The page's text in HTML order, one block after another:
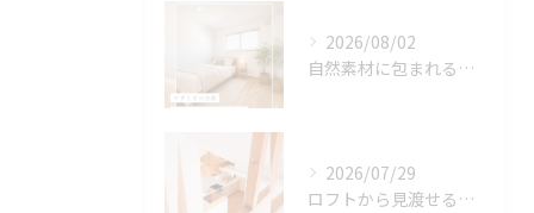
2026/08/02
自然素材に包まれる、心地よい寝室🌿
2026/07/29
ロフトから見渡せる、開放的なキッチン🌿